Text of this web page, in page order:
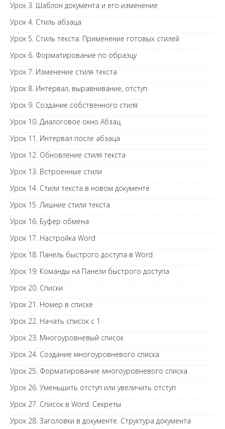
Урок 3. Шаблон документа и его изменение
Урок 4. Стиль абзаца
Урок 5. Стиль текста. Применение готовых стилей
Урок 6. Форматирование по образцу
Урок 7. Изменение стиля текста
Урок 8. Интервал, выравнивание, отступ
Урок 9. Создание собственного стиля
Урок 10. Диалоговое окно Абзац
Урок 11. Интервал после абзаца
Урок 12. Обновление стиля текста
Урок 13. Встроенные стили
Урок 14. Стили текста в новом документе
Урок 15. Лишние стили текста
Урок 16. Буфер обмена
Урок 17. Настройка Word
Урок 18. Панель быстрого доступа в Word
Урок 19. Команды на Панели быстрого доступа
Урок 20. Списки
Урок 21. Номер в списке
Урок 22. Начать список с 1
Урок 23. Многоуровневый список
Урок 24. Создание многоуровневого списка
Урок 25. Форматирование многоуровневого списка
Урок 26. Уменьшить отступ или увеличить отступ
Урок 27. Список в Word. Секреты
Урок 28. Заголовки в документе. Структура документа